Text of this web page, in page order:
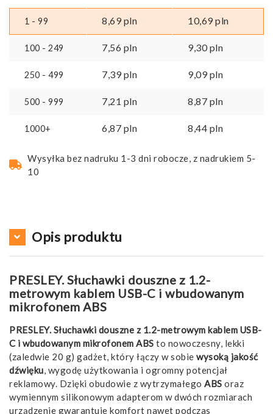
1 - 99 8,69pln 10,69pln
100 - 249 7,56 pln 9,30pln
250 - 499 7,39pln 9,09pln
500 - 999 7,21 pln 8,87 pln
1000+ 6,87 pln 8,44 pln
Wysyłka bez nadruku 1-3 dni robocze, z nadrukiem 5-
10
Opis produktu
PRESLEY. Słuchawki douszne z 1.2-
metrowym kablem USB-C i wbudowanym
mikrofonem ABS
PRESLEY. Słuchawki douszne z 1.2-metrowym kablem USB-
C i wbudowanym mikrofonem ABS to nowoczesny, lekki
(zaledwie 20 g) gadżet, który łączy w sobie wysoką jakość
dźwięku, wygodę użytkowania i ogromny potencjał
reklamowy. Dzięki obudowie z wytrzymałego ABS oraz
wymiennym silikonowym adapterom w dwóch rozmiarach
urządzenie gwarantuje komfort nawet podczas